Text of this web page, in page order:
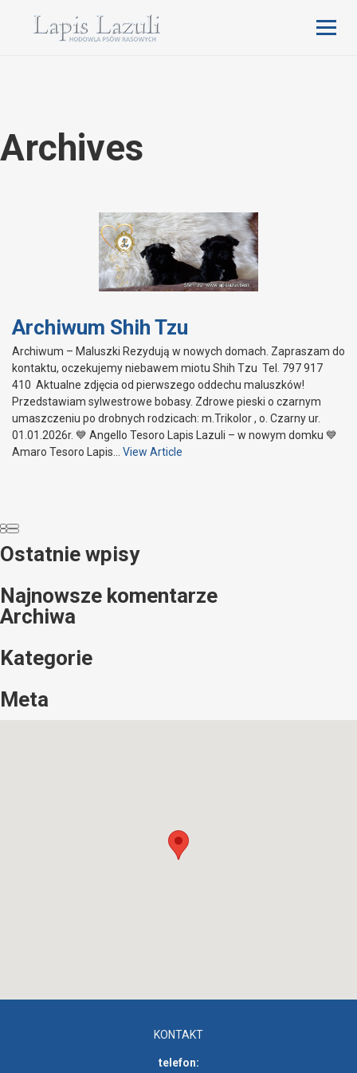
Archives
Archiwum Shih Tzu
Archiwum – Maluszki Rezydują w nowych domach. Zapraszam do
kontaktu, oczekujemy niebawem miotu Shih Tzu Tel. 797 917
410 Aktualne zdjęcia od pierwszego oddechu maluszków!
Przedstawiam sylwestrowe bobasy. Zdrowe pieski o czarnym
umaszczeniu po drobnych rodzicach: m.Trikolor , o. Czarny ur.
01.01.2026r. 💙 Angello Tesoro Lapis Lazuli – w nowym domku 💙
Amaro Tesoro Lapis… View Article
Ostatnie wpisy
Najnowsze komentarze
Archiwa
Kategorie
Meta
KONTAKT
telefon: